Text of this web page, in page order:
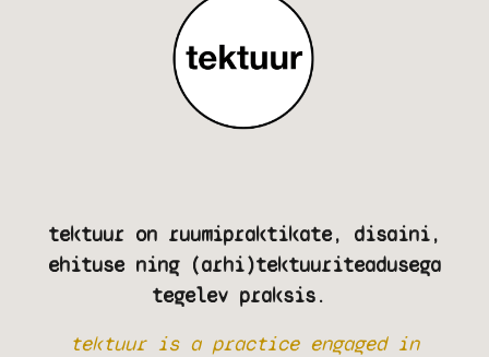
tektuur on ruumipraktikate, disaini,
ehituse ning (arhi)tektuuriteadusega
tegelev praksis. ​​​​​​​​​​​​​​
tektuur is a practice engaged in